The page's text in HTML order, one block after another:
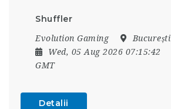
Shuffler
Evolution Gaming
București
Wed, 05 Aug 2026 07:15:42
GMT
Detalii